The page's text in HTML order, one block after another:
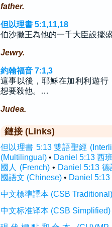
father.
但以理書 5:1,11,18
伯沙撒王為他的一千大臣設擺
Jewry.
約翰福音 7:1,3
這事以後，耶穌在加利利遊行
想要殺他。…
Judea.
鏈接 (Links)
但以理書 5:13 雙語聖經
(Multilingual)• Daniel 5:13 西
國人 (French) • Daniel 5:13
國語文 (Chinese)• Daniel
中文標準譯本 (CSB
中文标准译本 (CSB